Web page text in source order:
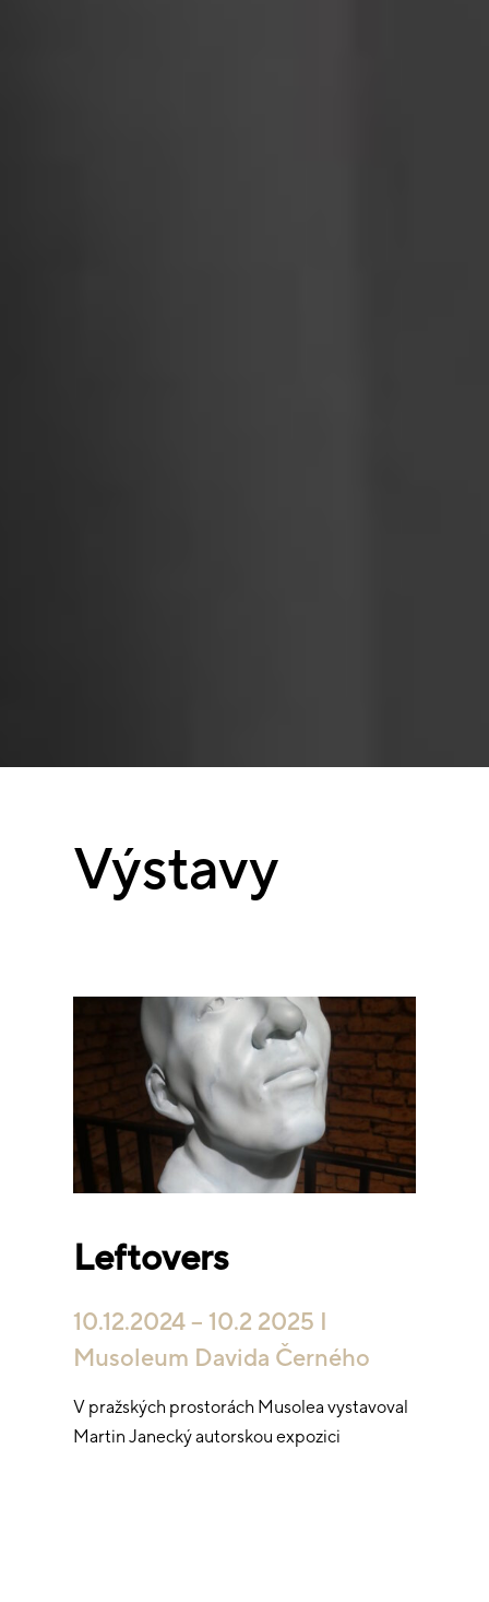
Výstavy
Leftovers
10.12.2024 – 10.2 2025 I
Musoleum Davida Černého
V pražských prostorách Musolea vystavoval
Martin Janecký autorskou expozici